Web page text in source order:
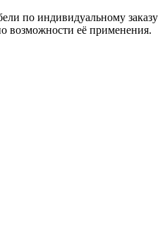
по индивидуальному заказу
возможности её применения.